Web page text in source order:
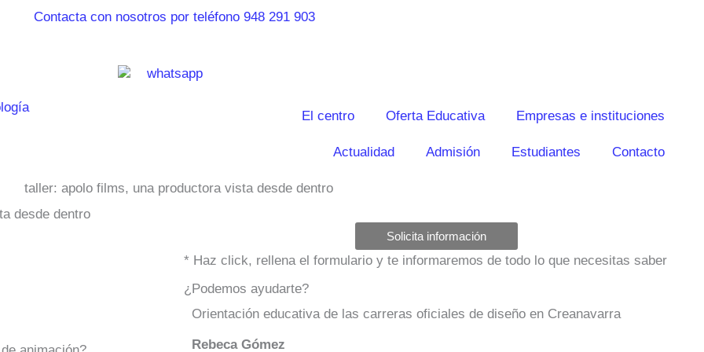
El centro Oferta Educativa Empresas e instituciones
Actualidad Admisión Estudiantes Contacto
desde dentro
Solicita información
* Haz click, rellena el formulario y te informaremos de todo lo que necesitas saber
¿Podemos ayudarte?
Orientación educativa de las carreras oficiales de diseño en Creanavarra
Rebeca Gómez